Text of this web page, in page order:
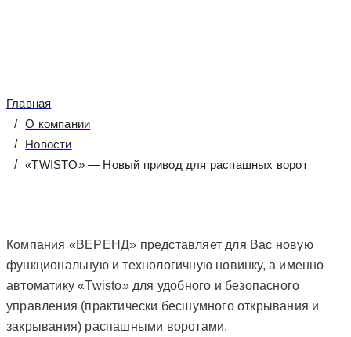
Главная
О компании
Новости
«TWISTO» — Новый привод для распашных ворот
Компания «ВЕРЕНД» представляет для Вас новую
функциональную и технологичную новинку, а именно
автоматику «Twisto» для удобного и безопасного
управления (практически бесшумного открывания и
закрывания) распашными воротами.